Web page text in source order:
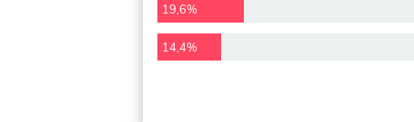
19,6%
14,4%